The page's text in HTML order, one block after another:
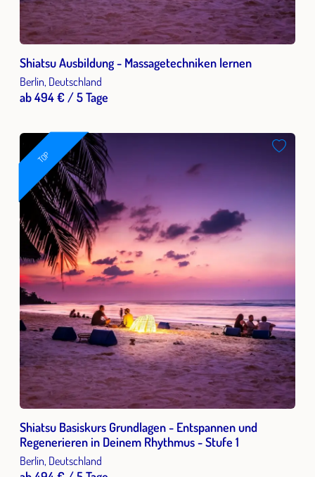
Shiatsu Ausbildung - Massagetechniken lernen
Berlin, Deutschland
ab 494 € / 5 Tage
TOP
Shiatsu Basiskurs Grundlagen - Entspannen und
Regenerieren in Deinem Rhythmus - Stufe 1
Berlin, Deutschland